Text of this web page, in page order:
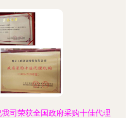
司荣获全国政府采购十佳代理